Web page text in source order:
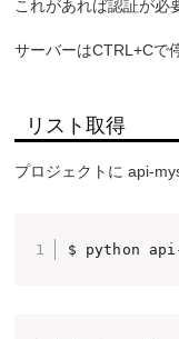
これがあれば認証が必
サーバーはCTRL+Cで
リスト取得
プロジェクトに api-
$ python